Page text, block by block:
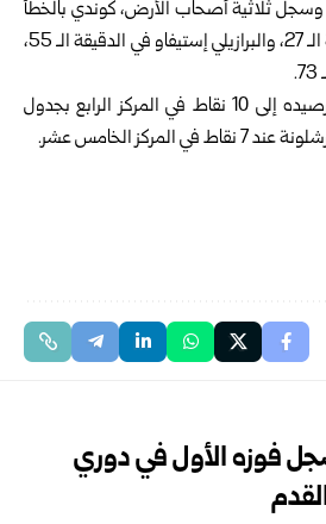
وسجل ثلاثية أصحاب الأرض، كوندي بالخطأ
في مرمى فريقه في الدقيقة الـ 27، والبرازيلي إستيفاو في الدقيقة الـ 55،
وبهذا الفوز رفع تشيلسي رصيده إلى 10 نقاط في المركز الرابع بجدول
الخامس عشر.
فوزه الأول في دوري